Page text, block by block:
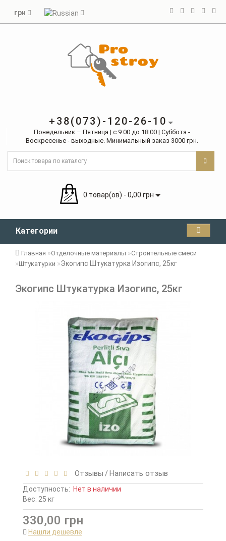
грн
+38(073)-120-26-10
Понедельник – Пятница | с 9:00 до 18:00 | Суббота -
Воскресенье - выходные. Минимальный заказ 3000 грн.
0 товар(ов) - 0,00 грн
Категории
Главная Отделочные материалы
Строительные смеси
Штукатурки
Экогипс Штукатурка Изогипс, 25кг
Экогипс Штукатурка Изогипс, 25кг
Отзывы /Написать отзыв
Доступность: Нет в наличии
Вес: 25 кг
330,00 грн
Нашли дешевле